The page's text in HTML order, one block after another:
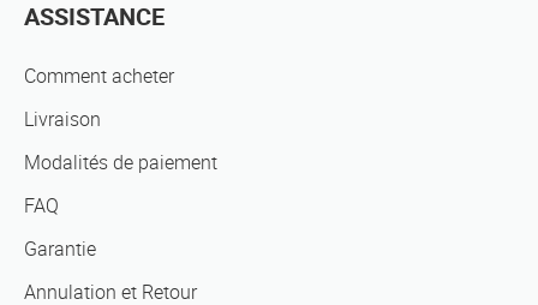
ASSISTANCE
Comment acheter
Livraison
Modalités de paiement
FAQ
Garantie
Annulation et Retour